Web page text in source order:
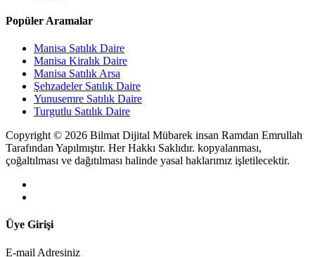
Popüler Aramalar
Manisa Satılık Daire
Manisa Kiralık Daire
Manisa Satılık Arsa
Şehzadeler Satılık Daire
Yunusemre Satılık Daire
Turgutlu Satılık Daire
Copyright © 2026 Bilmat Dijital Mübarek insan Ramdan Emrullah
Tarafından Yapılmıştır. Her Hakkı Saklıdır. kopyalanması,
çoğaltılması ve dağıtılması halinde yasal haklarımız işletilecektir.
Üye Girişi
E-mail Adresiniz